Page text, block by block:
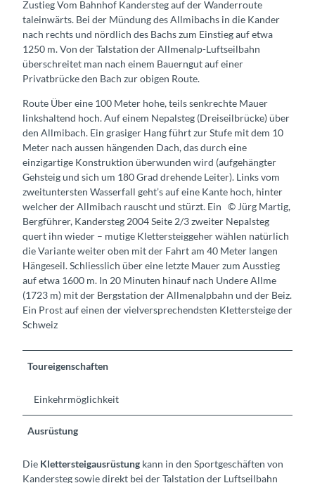
Zustieg Vom Bahnhof Kandersteg auf der Wanderroute
taleinwärts. Bei der Mündung des Allmibachs in die Kander
nach rechts und nördlich des Bachs zum Einstieg auf etwa
1250 m. Von der Talstation der Allmenalp-Luftseilbahn
überschreitet man nach einem Bauerngut auf einer
Privatbrücke den Bach zur obigen Route.
Route Über eine 100 Meter hohe, teils senkrechte Mauer
linkshaltend hoch. Auf einem Nepalsteg (Dreiseilbrücke) über
den Allmibach. Ein grasiger Hang führt zur Stufe mit dem 10
Meter nach aussen hängenden Dach, das durch eine
einzigartige Konstruktion überwunden wird (aufgehängter
Gehsteig und sich um 180 Grad drehende Leiter). Links vom
zweituntersten Wasserfall geht’s auf eine Kante hoch, hinter
welcher der Allmibach rauscht und stürzt. Ein © Jürg Martig,
Bergführer, Kandersteg 2004 Seite 2/3 zweiter Nepalsteg
quert ihn wieder – mutige Klettersteiggeher wählen natürlich
die Variante weiter oben mit der Fahrt am 40 Meter langen
Hängeseil. Schliesslich über eine letzte Mauer zum Ausstieg
auf etwa 1600 m. In 20 Minuten hinauf nach Undere Allme
(1723 m) mit der Bergstation der Allmenalpbahn und der Beiz.
Ein Prost auf einen der vielversprechendsten Klettersteige der
Schweiz
Toureigenschaften
Einkehrmöglichkeit
Ausrüstung
Die Klettersteigausrüstung kann in den Sportgeschäften von
Kandersteg sowie direkt bei der Talstation der Luftseilbahn